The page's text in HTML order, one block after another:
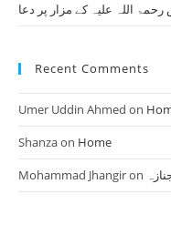
اللہ علیہ کے مزار پر دعا
Recent Comments
Umer Uddin Ahmed on
Shanzaon Home
Mohammad Jhangiron